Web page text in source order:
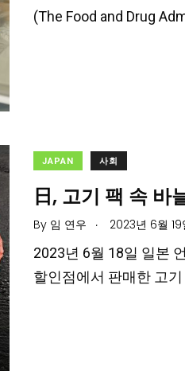
(The Food and Drug
JAPAN 사회
日, 고기 팩 속 바
By 임 연우 . 2023년 6월 19
2023년 6월 18일 일본
할인점에서 판매한 고